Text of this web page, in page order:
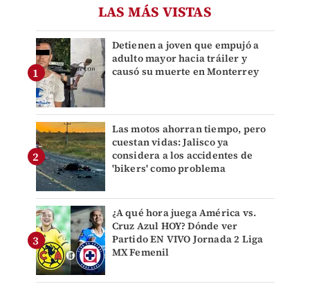
LAS MÁS VISTAS
Detienen a joven que empujó a
adulto mayor hacia tráiler y
causó su muerte en Monterrey
Las motos ahorran tiempo, pero
cuestan vidas: Jalisco ya
considera a los accidentes de
'bikers' como problema
¿A qué hora juega América vs.
Cruz Azul HOY? Dónde ver
Partido EN VIVO Jornada 2 Liga
MX Femenil